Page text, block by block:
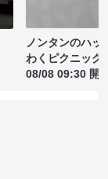
ノンタンのハッ
わくピクニック
08/08 09:30 開